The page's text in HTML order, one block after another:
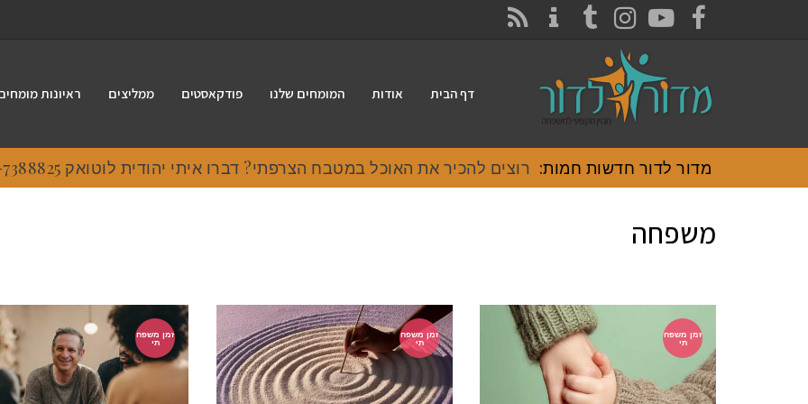
FACEBOOK
YOUTUBE
INSTAGRAM
TUMBLR
דף הבית אודות המומחים שלנו פודקאסטים ממליצים ראיונות
מדור לדור חדשות חמות: רוצים להכיר את האוכל במטבח הצרפתי? דברו איתי יהודית לוטואק 054-7388825
משפחה
זמן משפח
תי
זמן משפח
תי
זמן משפח
תי